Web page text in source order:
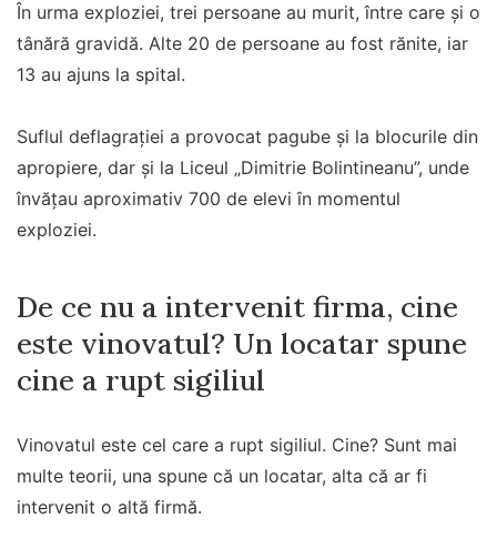
În urma exploziei, trei persoane au murit, între care și o
tânără gravidă. Alte 20 de persoane au fost rănite, iar
13 au ajuns la spital.
Suflul deflagrației a provocat pagube și la blocurile din
apropiere, dar și la Liceul „Dimitrie Bolintineanu”, unde
învățau aproximativ 700 de elevi în momentul
exploziei.
De ce nu a intervenit firma, cine
este vinovatul? Un locatar spune
cine a rupt sigiliul
Vinovatul este cel care a rupt sigiliul. Cine? Sunt mai
multe teorii, una spune că un locatar, alta că ar fi
intervenit o altă firmă.